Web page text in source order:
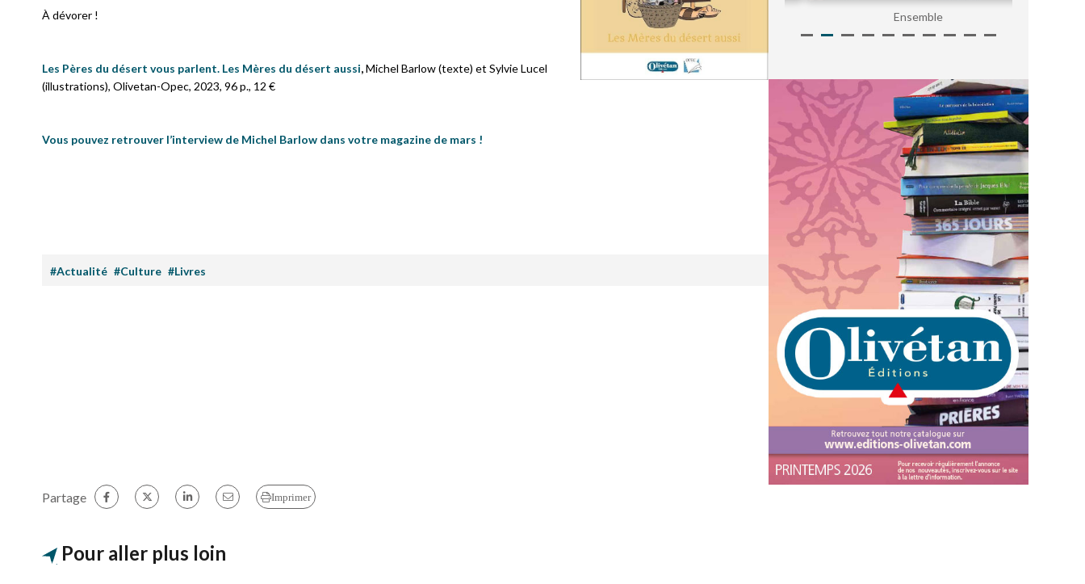
À dévorer !
Les Pères du désert vous parlent. Les Mères du désert aussi,Michel Barlow (texte) et Sylvie Lucel
(illustrations), Olivetan-Opec, 2023, 96 p., 12 €
Vous pouvez retrouver l’interview de Michel Barlow dans votre magazine de mars !
#Actualité #Culture #Livres
Échanges Ensemble
Partage Imprimer
Pour aller plus loin